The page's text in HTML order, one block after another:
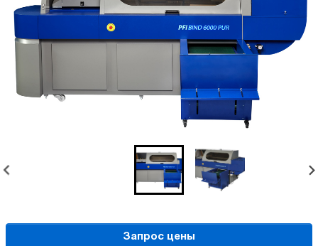
Запрос цены